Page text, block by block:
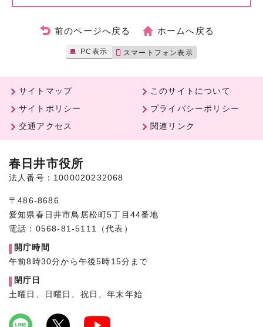
前のページへ戻る ホームへ戻る
PC表示 スマートフォン表示
サイトマップ
このサイトについて
サイトポリシー
プライバシーポリシー
交通アクセス
関連リンク
春日井市役所
法人番号：1000020232068
〒486-8686
愛知県春日井市鳥居松町5丁目44番地
電話：0568-81-5111（代表）
開庁時間
午前8時30分から午後5時15分まで
閉庁日
土曜日、日曜日、祝日、年末年始